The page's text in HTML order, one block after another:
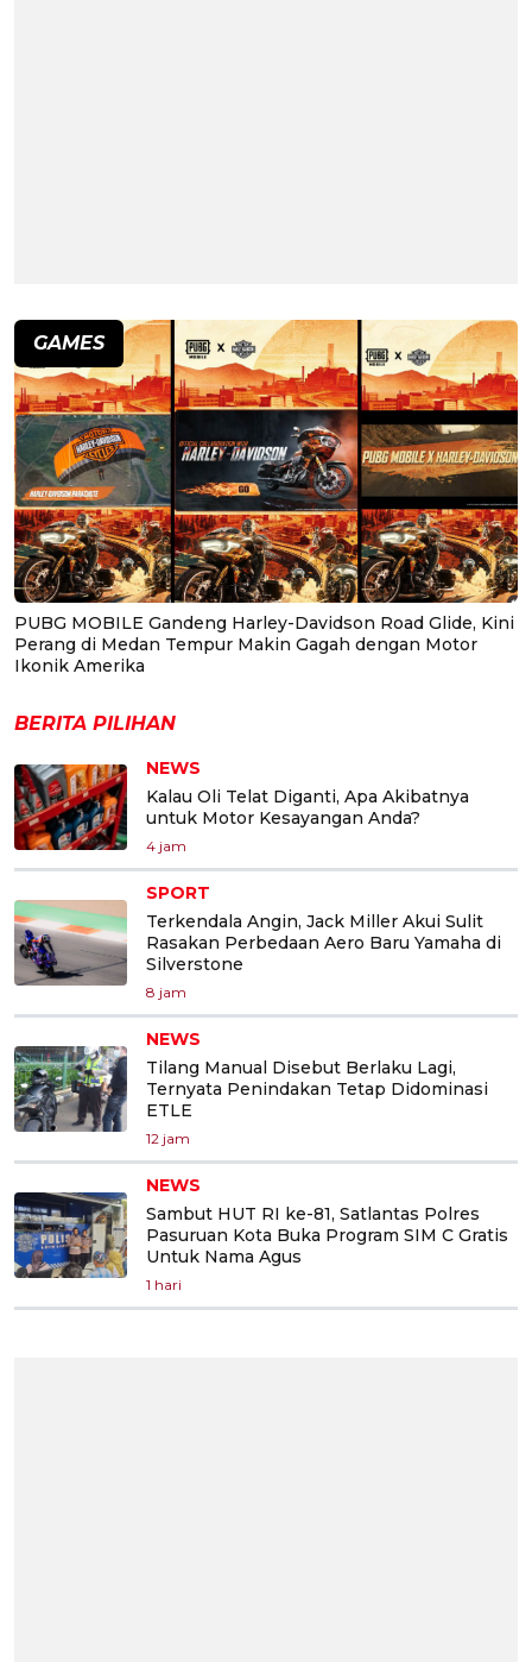
GAMES
PUBG MOBILE Gandeng Harley-Davidson Road Glide, Kini
Perang di Medan Tempur Makin Gagah dengan Motor
Ikonik Amerika
BERITA PILIHAN
NEWS
Kalau Oli Telat Diganti, Apa Akibatnya
untuk Motor Kesayangan Anda?
4 jam
SPORT
Terkendala Angin, Jack Miller Akui Sulit
Rasakan Perbedaan Aero Baru Yamaha di
Silverstone
8 jam
NEWS
Tilang Manual Disebut Berlaku Lagi,
Ternyata Penindakan Tetap Didominasi
ETLE
12 jam
NEWS
Sambut HUT RI ke-81, Satlantas Polres
Pasuruan Kota Buka Program SIM C Gratis
Untuk Nama Agus
1 hari